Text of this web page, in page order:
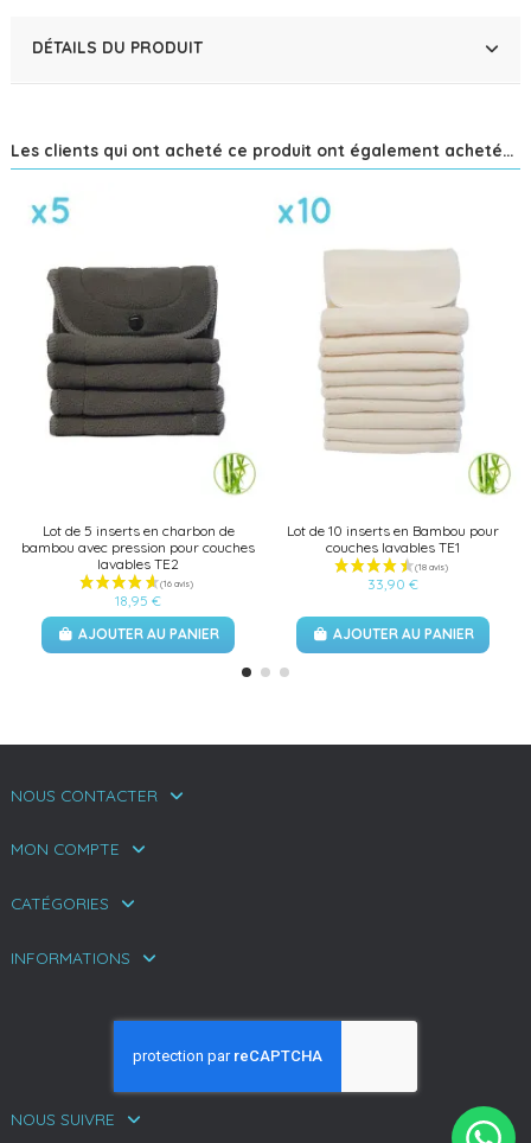
DÉTAILS DU PRODUIT
Les clients qui ont acheté ce produit ont également acheté...
Lot de 5 inserts en charbon de
bambou avec pression pour couches
lavables TE2
18,95 €
AJOUTER AU PANIER
Lot de 10 inserts en Bambou pour
couches lavables TE1
33,90 €
AJOUTER AU PANIER
NOUS CONTACTER
MON COMPTE
CATÉGORIES
INFORMATIONS
NOUS SUIVRE